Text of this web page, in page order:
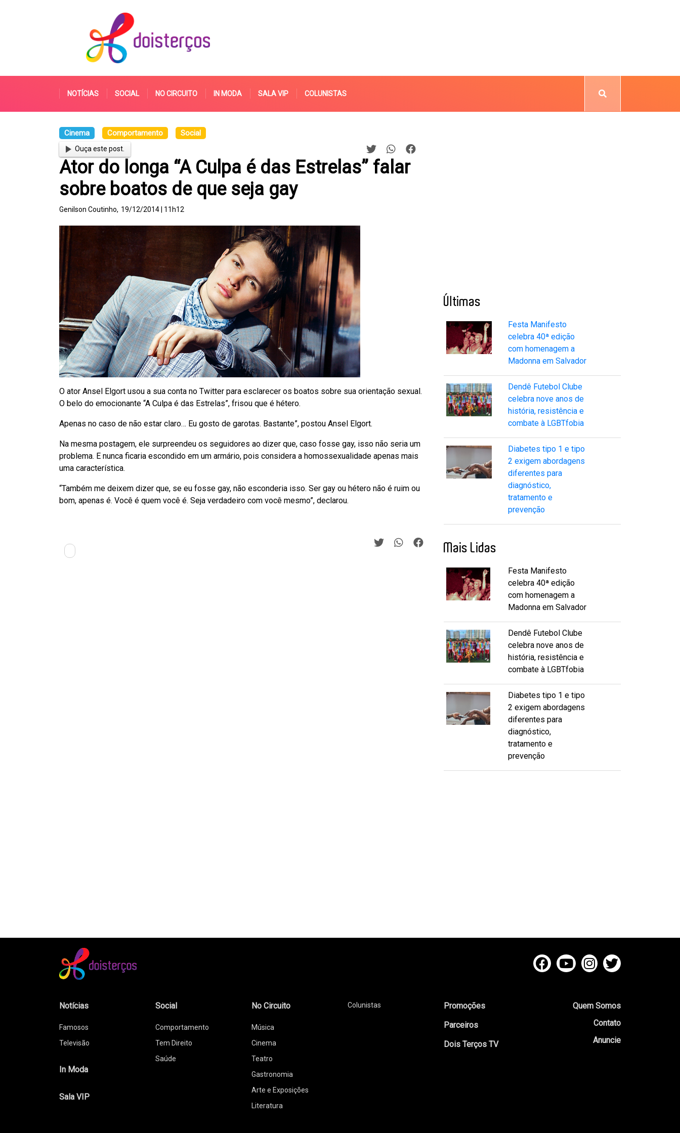
NOTÍCIAS SOCIAL NO CIRCUITO IN MODA SALA VIP COLUNISTAS
Cinema Comportamento Social
Ouça este post.
Ator do longa “A Culpa é das Estrelas” falar
sobre boatos de que seja gay
Genilson Coutinho, 19/12/2014 | 11h12
O ator Ansel Elgort usou a sua conta no Twitter para esclarecer os boatos sobre sua orientação sexual.
O belo do emocionante “A Culpa é das Estrelas”, frisou que é hétero.
Apenas no caso de não estar claro… Eu gosto de garotas. Bastante”, postou Ansel Elgort.
Na mesma postagem, ele surpreendeu os seguidores ao dizer que, caso fosse gay, isso não seria um
problema. E nunca ficaria escondido em um armário, pois considera a homossexualidade apenas mais
uma característica.
“Também me deixem dizer que, se eu fosse gay, não esconderia isso. Ser gay ou hétero não é ruim ou
bom, apenas é. Você é quem você é. Seja verdadeiro com você mesmo”, declarou.
Últimas
Festa Manifesto
celebra 40ª edição
com homenagem a
Madonna em Salvador
Dendê Futebol Clube
celebra nove anos de
história, resistência e
combate à LGBTfobia
Diabetes tipo 1 e tipo
2 exigem abordagens
diferentes para
diagnóstico,
tratamento e
prevenção
Mais Lidas
Festa Manifesto
celebra 40ª edição
com homenagem a
Madonna em Salvador
Dendê Futebol Clube
celebra nove anos de
história, resistência e
combate à LGBTfobia
Diabetes tipo 1 e tipo
2 exigem abordagens
diferentes para
diagnóstico,
tratamento e
prevenção
Notícias
Famosos
Televisão
In Moda
Sala VIP
Social
Comportamento
Tem Direito
Saúde
No Circuito
Música
Cinema
Teatro
Gastronomia
Arte e Exposições
Literatura
Colunistas
Promoções
Parceiros
Dois Terços TV
Quem Somos
Contato
Anuncie